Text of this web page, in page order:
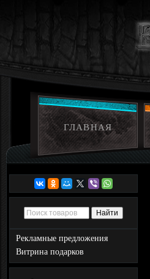
ГЛАВНАЯ
Рекламные предложения
Витрина подарков